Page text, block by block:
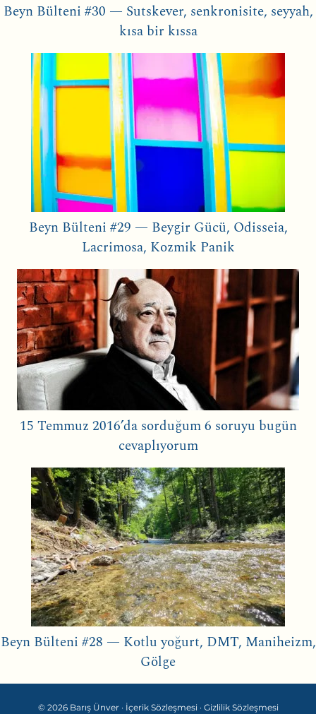
Beyn Bülteni #30 — Sutskever, senkronisite, seyyah,
kısa bir kıssa
Beyn Bülteni #29 — Beygir Gücü, Odisseia,
Lacrimosa, Kozmik Panik
15 Temmuz 2016’da sorduğum 6 soruyu bugün
cevaplıyorum
Beyn Bülteni #28 — Kotlu yoğurt, DMT, Maniheizm,
Gölge
© 2026 Barış Ünver · İçerik Sözleşmesi · Gizlilik Sözleşmesi